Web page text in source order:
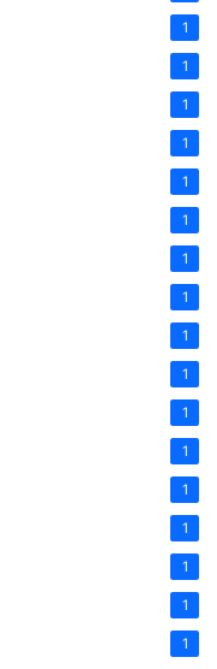
1
1
1
1
1
1
1
1
1
1
1
1
1
1
1
1
1